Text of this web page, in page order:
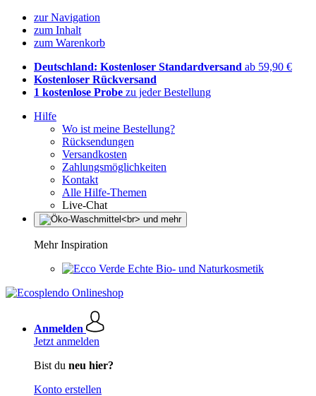
zur Navigation
zum Inhalt
zum Warenkorb
Deutschland: Kostenloser Standardversand ab 59,90 €
Kostenloser Rückversand
1 kostenlose Probe zu jeder Bestellung
Hilfe
Wo ist meine Bestellung?
Rücksendungen
Versandkosten
Zahlungsmöglichkeiten
Kontakt
Alle Hilfe-Themen
Live-Chat
Mehr Inspiration
Echte Bio- und Naturkosmetik
Anmelden
Jetzt anmelden
Bist du neu hier?
Konto erstellen